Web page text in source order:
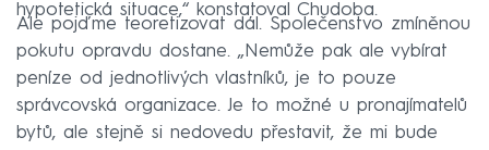
hypotetická situace,“ konstatoval Chudoba.
Ale pojďme teoretizovat dál. Společenstvo zmíněnou
pokutu opravdu dostane. „Nemůže pak ale vybírat
peníze od jednotlivých vlastníků, je to pouze
správcovská organizace. Je to možné u pronajímatelů
bytů, ale stejně si nedovedu přestavit, že mi bude